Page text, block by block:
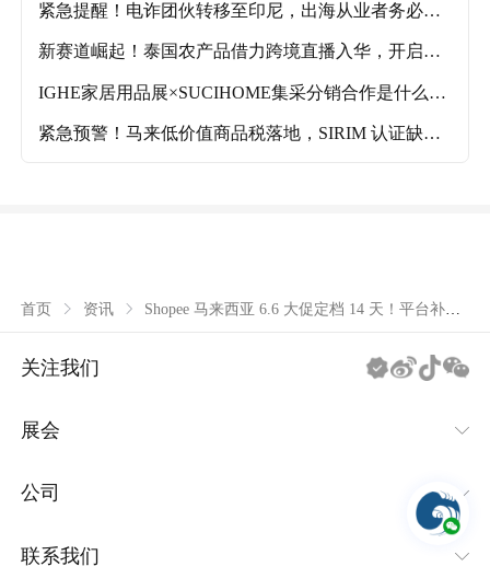
紧急提醒！电诈团伙转移至印尼，出海从业者务必提
新赛道崛起！泰国农产品借力跨境直播入华，开启外
IGHE家居用品展×SUCIHOME集采分销合作是什么？
紧急预警！马来低价值商品税落地，SIRIM 认证缺失
首页 资讯
Shopee 马来西亚 6.6 大促定档 14 天！平台补贴
关注我们
展会
IEAE消费类电子及家用电器系列
公司
关于潮域
联系我们